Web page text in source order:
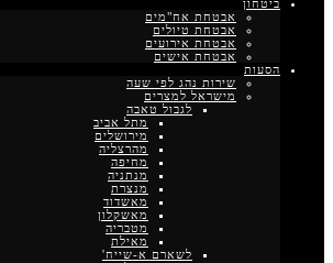
ביטחון
אבטחת אח"מים
אבטחת טיולים
אבטחת אירועים
אבטחת אישים
הסעות
שירות נהג לפי שעה
מישראל למצרים
לגבול טאבה
מתל אביב
מירושלים
מהרצליה
מחיפה
מנתניה
מנצרת
מאשדוד
מאשקלון
מטבריה
מאילת
לשארם א-שייח'